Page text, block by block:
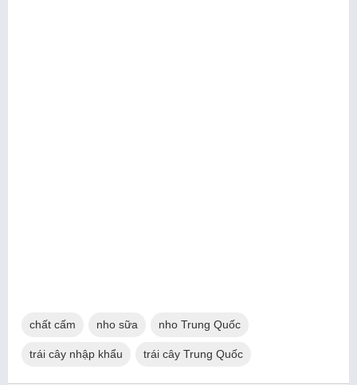
chất cấm nho sữa nho Trung Quốc
trái cây nhập khẩu trái cây Trung Quốc